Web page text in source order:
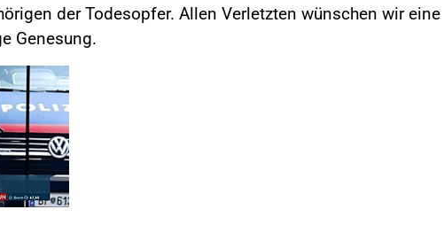
der Todesopfer. Allen Verletzten wünschen wir eine
Genesung.